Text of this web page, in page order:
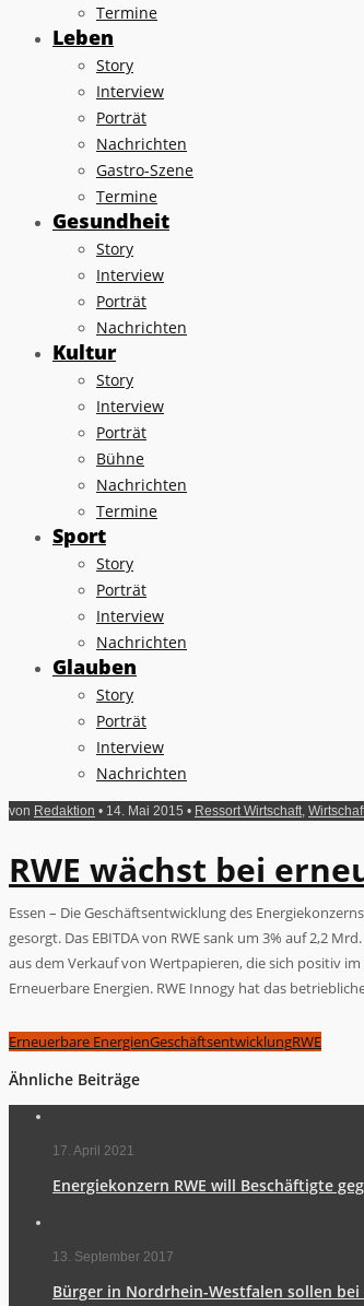
Termine
Leben
Story
Interview
Porträt
Nachrichten
Gastro-Szene
Termine
Gesundheit
Story
Interview
Porträt
Nachrichten
Kultur
Story
Interview
Porträt
Bühne
Nachrichten
Termine
Sport
Story
Porträt
Interview
Nachrichten
Glauben
Story
Porträt
Interview
Nachrichten
von Redaktion • 14. Mai 2015 • Ressort Wirtschaft
RWE wächst bei
Essen – Die Geschäftsentwicklung des
gesorgt. Das EBITDA von RWE sank um 3% auf 2,2
aus dem Verkauf von Wertpapieren, die sich positiv
Erneuerbare Energien. RWE Innogy hat das
Erneuerbare EnergienGeschäftsentwicklungRWE
Ähnliche Beiträge
17. April 2021
Energiekonzern RWE will Beschäftigte
13. September 2017
Bürger in Nordrhein-Westfalen sollen